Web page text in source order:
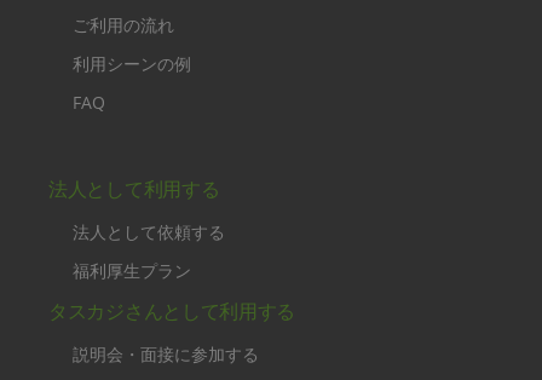
ご利用の流れ
利用シーンの例
FAQ
法人として利用する
法人として依頼する
福利厚生プラン
タスカジさんとして利用する
説明会・面接に参加する